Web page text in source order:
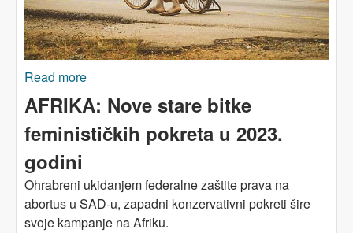
Read more
AFRIKA: Nove stare bitke
feminističkih pokreta u 2023.
godini
Ohrabreni ukidanjem federalne zaštite prava na
abortus u SAD-u, zapadni konzervativni pokreti šire
svoje kampanje na Afriku.